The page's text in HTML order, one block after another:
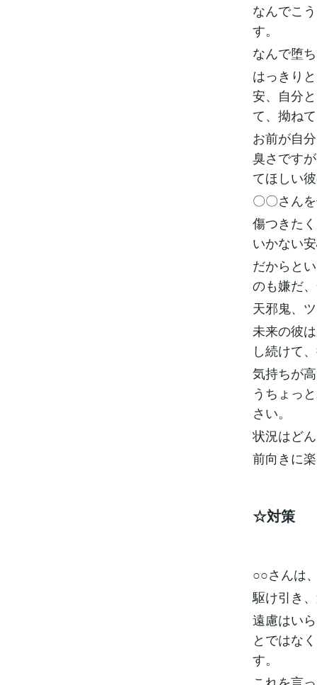
なんでこ
す。
なんで堕
はっきり
安、自分
て、拗ね
お前が自
臭さです
てほしい
〇〇さん
傷つきた
いかない
だからと
のも嫌だ
天邪鬼、
未来の彼
し続けて
気持ちが
うちょっ
さい。
状況はど
前向きに
☆対策
○○さんは
駆け引き
遠慮はい
とではな
す。